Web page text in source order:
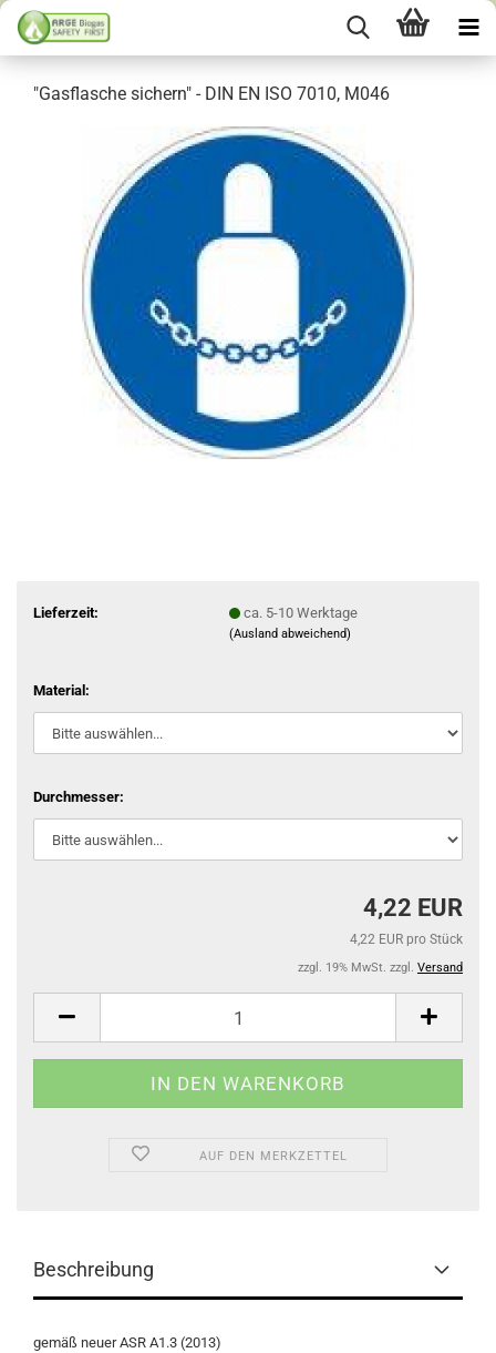
"Gasflasche sichern" - DIN EN ISO 7010, M046
Lieferzeit: ca. 5-10 Werktage
(Ausland abweichend)
Material:
Durchmesser:
4,22 EUR
4,22 EUR pro Stück
zzgl. 19% MwSt. zzgl. Versand
AUF DEN MERKZETTEL
Beschreibung
gemäß neuer ASR A1.3 (2013)